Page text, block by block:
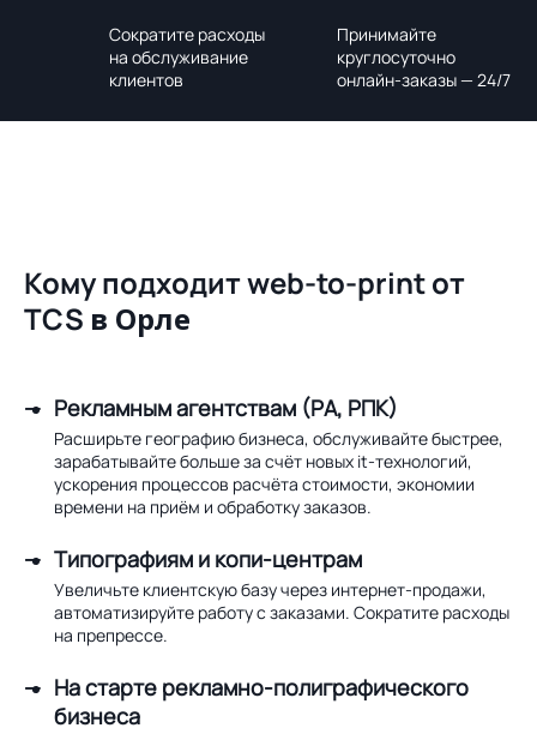
Сократите расходы
на обслуживание
клиентов
Принимайте
круглосуточно
онлайн-заказы — 24/7
Кому подходит web-to-print от
TCS в Орле
Рекламным агентствам (РА, РПК)
Расширьте географию бизнеса, обслуживайте быстрее,
зарабатывайте больше за счёт новых it-технологий,
ускорения процессов расчёта стоимости, экономии
времени на приём и обработку заказов.
Типографиям и копи-центрам
Увеличьте клиентскую базу через интернет-продажи,
автоматизируйте работу с заказами. Сократите расходы
на препрессе.
На старте рекламно-полиграфического
бизнеса